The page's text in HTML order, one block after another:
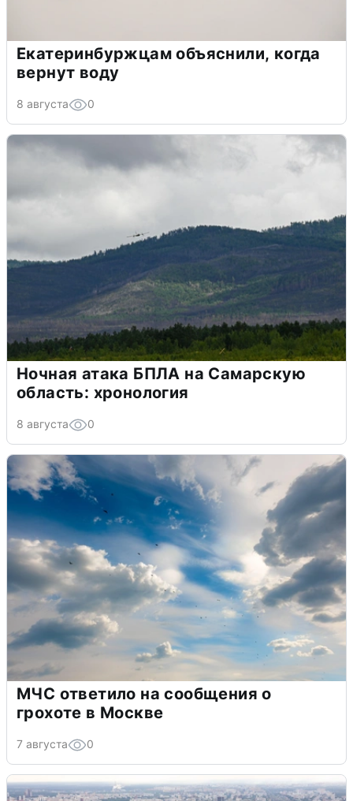
Екатеринбуржцам объяснили, когда
вернут воду
8 августа 0
Ночная атака БПЛА на Самарскую
область: хронология
8 августа 0
МЧС ответило на сообщения о
грохоте в Москве
7 августа 0